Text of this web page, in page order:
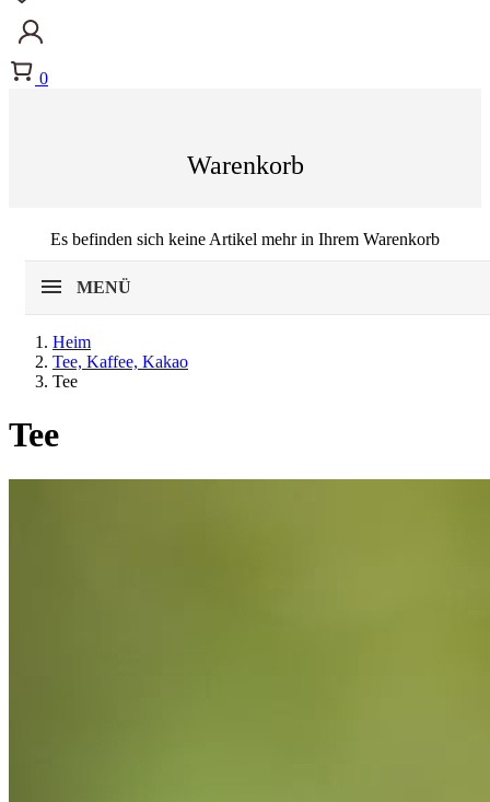
0
Warenkorb
Es befinden sich keine Artikel mehr in Ihrem Warenkorb
MENÜ
Heim
Tee, Kaffee, Kakao
Tee
Tee